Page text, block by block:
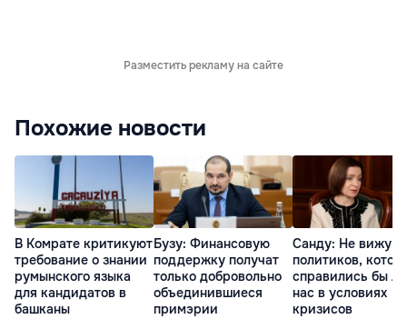
Разместить рекламу на сайте
Похожие новости
В Комрате критикуют
требование о знании
румынского языка
для кандидатов в
башканы
Бузу: Финансовую
поддержку получат
только добровольно
объединившиеся
примэрии
Санду: Не вижу
политиков,
справились бы
нас в условиях
кризисов